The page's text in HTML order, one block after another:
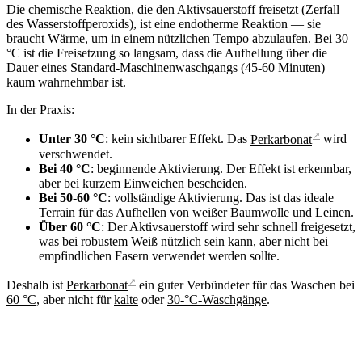
Die chemische Reaktion, die den Aktivsauerstoff freisetzt (Zerfall
des Wasserstoffperoxids), ist eine endotherme Reaktion — sie
braucht Wärme, um in einem nützlichen Tempo abzulaufen. Bei 30
°C ist die Freisetzung so langsam, dass die Aufhellung über die
Dauer eines Standard-Maschinenwaschgangs (45-60 Minuten)
kaum wahrnehmbar ist.
In der Praxis:
Unter 30 °C: kein sichtbarer Effekt. Das Perkarbonat ↗ wird
verschwendet.
Bei 40 °C: beginnende Aktivierung. Der Effekt ist erkennbar,
aber bei kurzem Einweichen bescheiden.
Bei 50-60 °C: vollständige Aktivierung. Das ist das ideale
Terrain für das Aufhellen von weißer Baumwolle und Leinen.
Über 60 °C: Der Aktivsauerstoff wird sehr schnell freigesetzt,
was bei robustem Weiß nützlich sein kann, aber nicht bei
empfindlichen Fasern verwendet werden sollte.
Deshalb ist Perkarbonat ↗ ein guter Verbündeter für das Waschen bei
60 °C, aber nicht fürkalte oder30-°C-Waschgänge.